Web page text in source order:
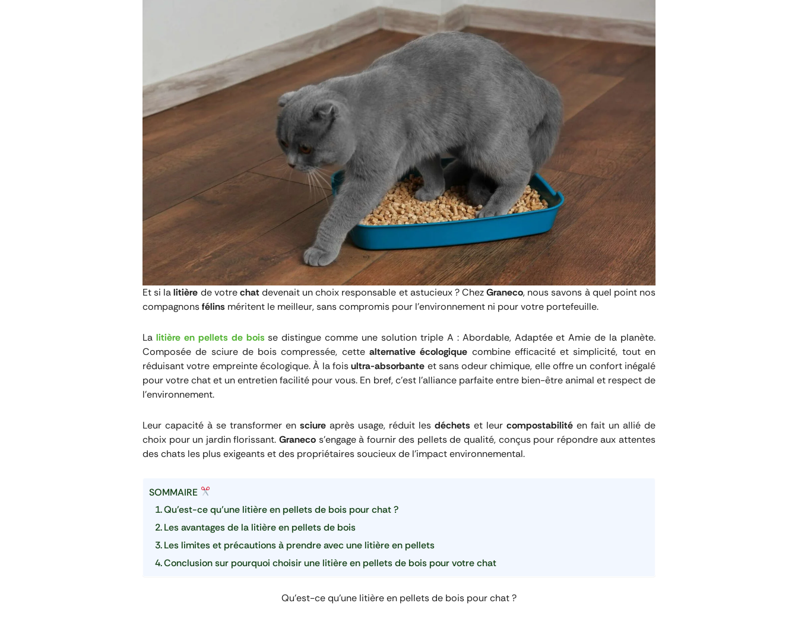
Et si lalitière de votrechatdevenait un choix responsable et astucieux ? ChezGraneco, nous savons à quel point nos
compagnonsfélins méritent le meilleur, sans compromis pour l’environnement ni pour votre portefeuille.
La litière en pellets de bois se distingue comme une solution triple A : Abordable, Adaptée et Amie de la planète.
Composée de sciure de bois compressée, cette alternative écologique combine efficacité et simplicité, tout en
réduisant votre empreinte écologique. À la foisultra-absorbante et sans odeur chimique, elle offre un confort inégalé
pour votre chat et un entretien facilité pour vous. En bref, c’est l’alliance parfaite entre bien-être animal et respect de
l’environnement.
Leur capacité à se transformer en sciure après usage, réduit les déchets et leur compostabilité en fait un allié de
choix pour un jardin florissant. Graneco s’engage à fournir des pellets de qualité, conçus pour répondre aux attentes
des chats les plus exigeants et des propriétaires soucieux de l’impact environnemental.
SOMMAIRE
Qu’est-ce qu’une litière en pellets de bois pour chat ?
Les avantages de la litière en pellets de bois
Les limites et précautions à prendre avec une litière en pellets
Conclusion sur pourquoi choisir une litière en pellets de bois pour votre chat
Qu’est-ce qu’une litière en pellets de bois pour chat ?